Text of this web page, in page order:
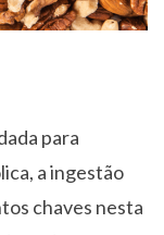
para
a ingestão
chaves nesta